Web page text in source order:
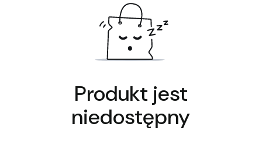
Produkt jest
niedostępny